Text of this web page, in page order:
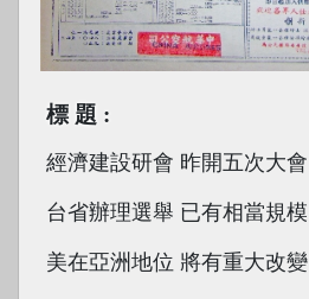
標題
經濟建設研會 昨開五次大會
台省辦理選舉 已有相當規模
美在亞洲地位 將有重大改變